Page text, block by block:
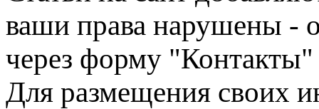
ваши права нарушены -
через форму "Контакты"
Для размещения своих